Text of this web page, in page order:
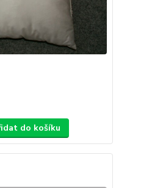
do košíku